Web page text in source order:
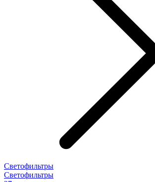
Светофильтры
Светофильтры